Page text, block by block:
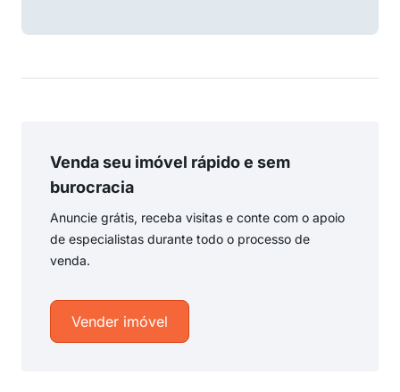
Venda seu imóvel rápido e sem
burocracia
Anuncie grátis, receba visitas e conte com o apoio
de especialistas durante todo o processo de
venda.
Vender imóvel